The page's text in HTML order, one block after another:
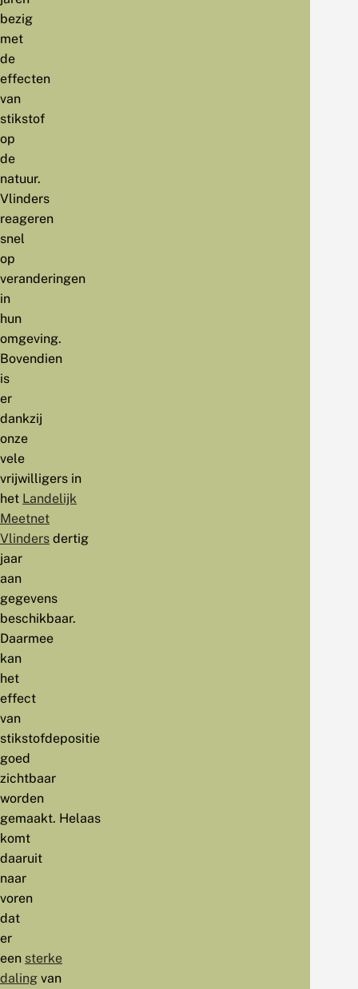
bezig
met
de
effecten
van
stikstof
op
de
natuur.
Vlinders
reageren
snel
op
veranderingen
in
hun
omgeving.
Bovendien
is
er
dankzij
onze
vele
vrijwilligers in
het Landelijk
Meetnet
Vlinders dertig
jaar
aan
gegevens
beschikbaar.
Daarmee
kan
het
effect
van
stikstofdepositie
goed
zichtbaar
worden
gemaakt. Helaas
komt
daaruit
naar
voren
dat
er
een sterke
daling van